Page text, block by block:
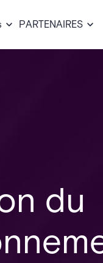
PARTENAIRES
du